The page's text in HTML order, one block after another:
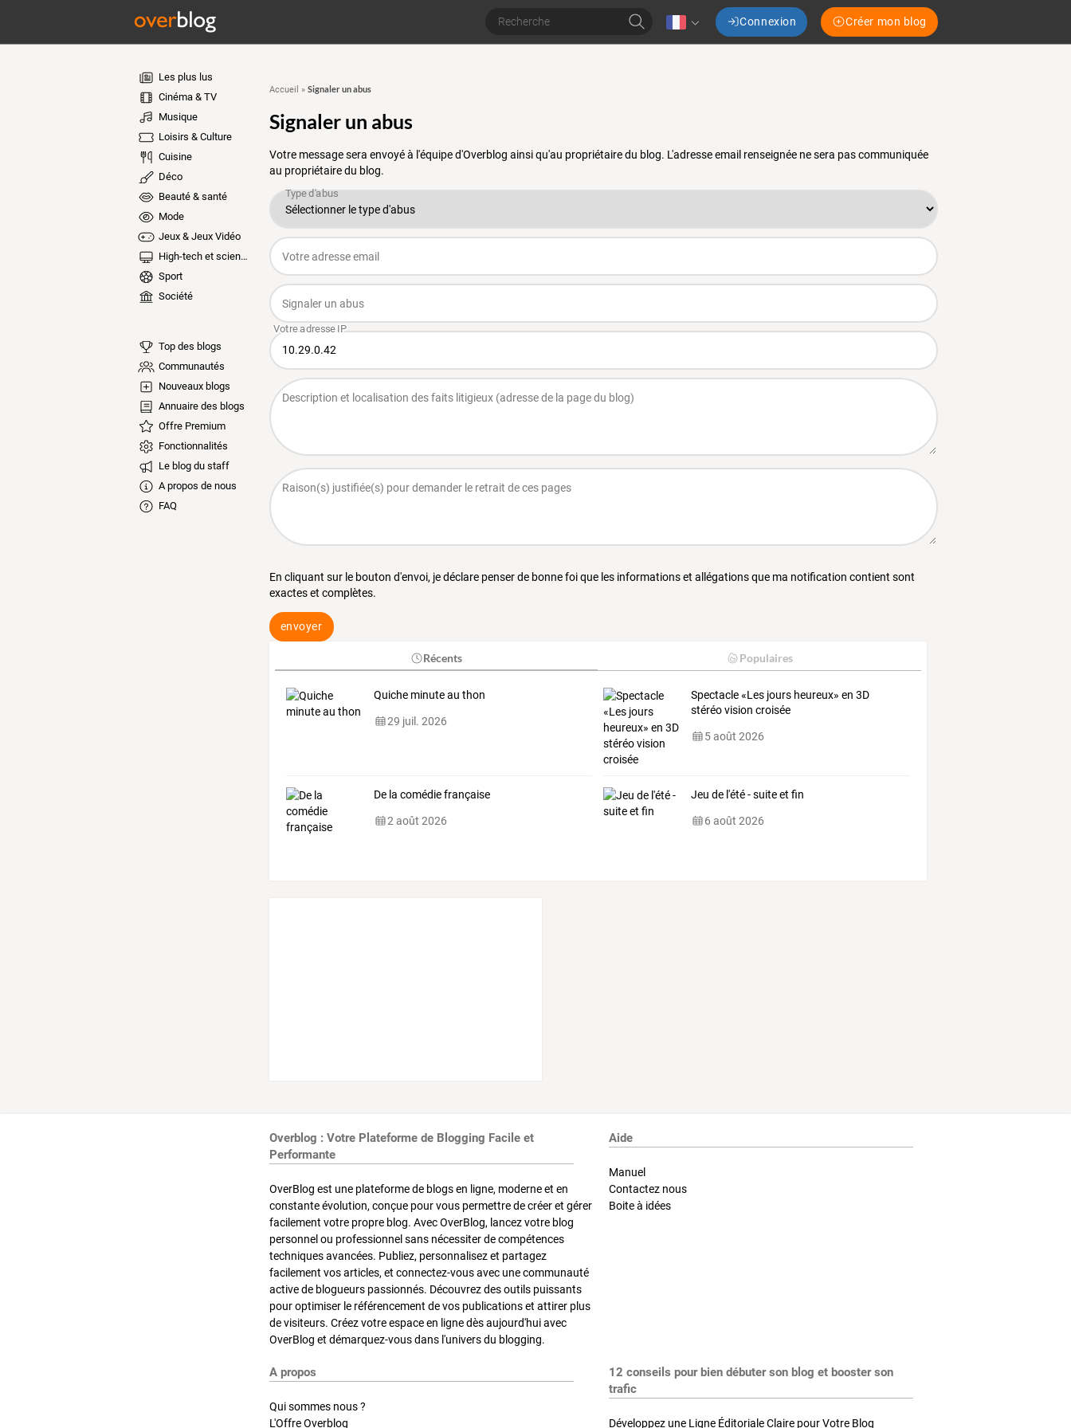
Connexion Créer mon blog
Les plus lus
Cinéma & TV
Musique
Loisirs & Culture
Cuisine
Déco
Beauté & santé
Mode
Jeux & Jeux Vidéo
High-tech et sciences
Sport
Société
Top des blogs
Communautés
Nouveaux blogs
Annuaire des blogs
Offre Premium
Fonctionnalités
Le blog du staff
A propos de nous
FAQ
Accueil » Signaler un abus
Signaler un abus
Votre message sera envoyé à l'équipe d'Overblog ainsi qu'au propriétaire du blog. L'adresse email renseignée ne sera pas communiquée
au propriétaire du blog.
En cliquant sur le bouton d'envoi, je déclare penser de bonne foi que les informations et allégations que ma notification contient sont
exactes et complètes.
envoyer
Récents Populaires
Quiche minute au thon
29 juil. 2026
Spectacle «Les jours heureux» en 3D
stéréo vision croisée
5 août 2026
De la comédie française
2 août 2026
Jeu de l'été - suite et fin
6 août 2026
Overblog : Votre Plateforme de Blogging Facile et
Performante
OverBlog est une plateforme de blogs en ligne, moderne et en
constante évolution, conçue pour vous permettre de créer et gérer
facilement votre propre blog. Avec OverBlog, lancez votre blog
personnel ou professionnel sans nécessiter de compétences
techniques avancées. Publiez, personnalisez et partagez
facilement vos articles, et connectez-vous avec une communauté
active de blogueurs passionnés. Découvrez des outils puissants
pour optimiser le référencement de vos publications et attirer plus
de visiteurs. Créez votre espace en ligne dès aujourd'hui avec
OverBlog et démarquez-vous dans l'univers du blogging.
Aide
Manuel
Contactez nous
Boite à idées
A propos
Qui sommes nous ?
L'Offre Overblog
12 conseils pour bien débuter son blog et booster son
trafic
Développez une Ligne Éditoriale Claire pour Votre Blog